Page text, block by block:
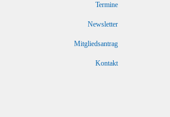
Termine
Newsletter
Mitgliedsantrag
Kontakt